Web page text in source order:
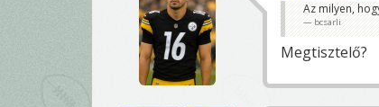
Az milyen,
bcsarli
Megtisztelő?